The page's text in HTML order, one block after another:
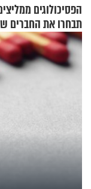
הפסיכולוגים
תבחרו את החברים
בחיים